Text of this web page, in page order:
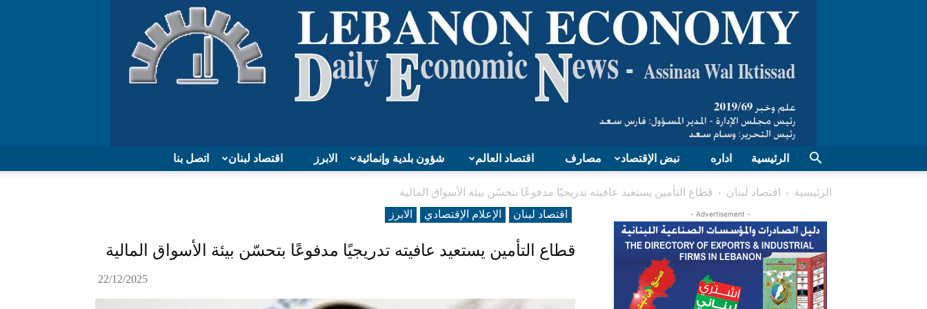
Lebanon
اتصل بنا اقتصاد لبنان الابرز شؤون بلدية وإنمائية اقتصاد العالم مصارف نبض الإقتصاد اداره الرئيسية
الرئيسية اقتصاد لبنان
قطاع التأمين يستعيد عافيته تدريجيًا مدفوعًا بتحسّن بيئة الأسواق المالية
اقتصاد لبنان
الإعلام الإقتصادي الابرز
قطاع التأمين يستعيد عافيته تدريجيًا مدفوعًا بتحسّن بيئة الأسواق المالية
22/12/2025
- Advertisement -